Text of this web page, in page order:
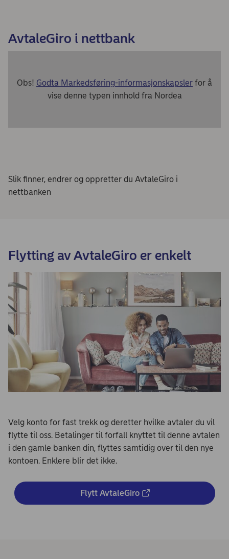
AvtaleGiro i nettbank
Obs! Godta Markedsføring-informasjonskapsler for å
vise denne typen innhold fra Nordea
Slik finner, endrer og oppretter du AvtaleGiro i
nettbanken
Flytting av AvtaleGiro er enkelt
Velg konto for fast trekk og deretter hvilke avtaler du vil
flytte til oss. Betalinger til forfall knyttet til denne avtalen
i den gamle banken din, flyttes samtidig over til den nye
kontoen. Enklere blir det ikke.
Flytt AvtaleGiro